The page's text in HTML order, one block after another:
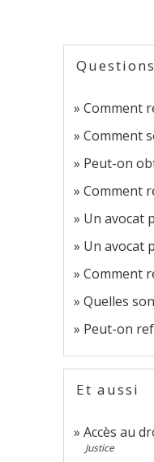
Comment
Comment
Peut-on
Comment
Un avocat
Un avocat
Comment
Quelles
Peut-on
Et aussi
Accès au
Justice